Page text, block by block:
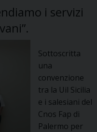
i servizi
Sottoscritta
una
convenzione
tra la Uil Sicilia
e i salesiani del
Cnos Fap di
Palermo per